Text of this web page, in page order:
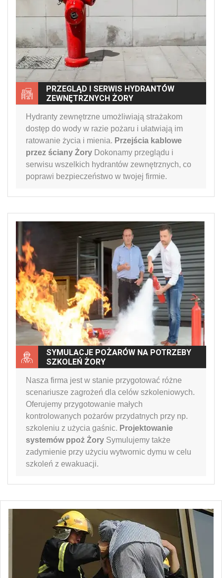
PRZEGLĄD I SERWIS HYDRANTÓW
ZEWNĘTRZNYCH ŻORY
Hydranty zewnętrzne umożliwiają strażakom
dostęp do wody w razie pożaru i ułatwiają im
ratowanie życia i mienia. Przejścia kablowe
przez ściany Żory Dokonamy przeglądu i
serwisu wszelkich hydrantów zewnętrznych, co
poprawi bezpieczeństwo w twojej firmie.
SYMULACJE POŻARÓW NA POTRZEBY
SZKOLEŃ ŻORY
Nasza firma jest w stanie przygotować różne
scenariusze zagrożeń dla celów szkoleniowych.
Oferujemy przygotowanie małych
kontrolowanych pożarów przydatnych przy np.
szkoleniu z użycia gaśnic. Projektowanie
systemów ppoż Żory Symulujemy także
zadymienie przy użyciu wytwornic dymu w celu
szkoleń z ewakuacji.